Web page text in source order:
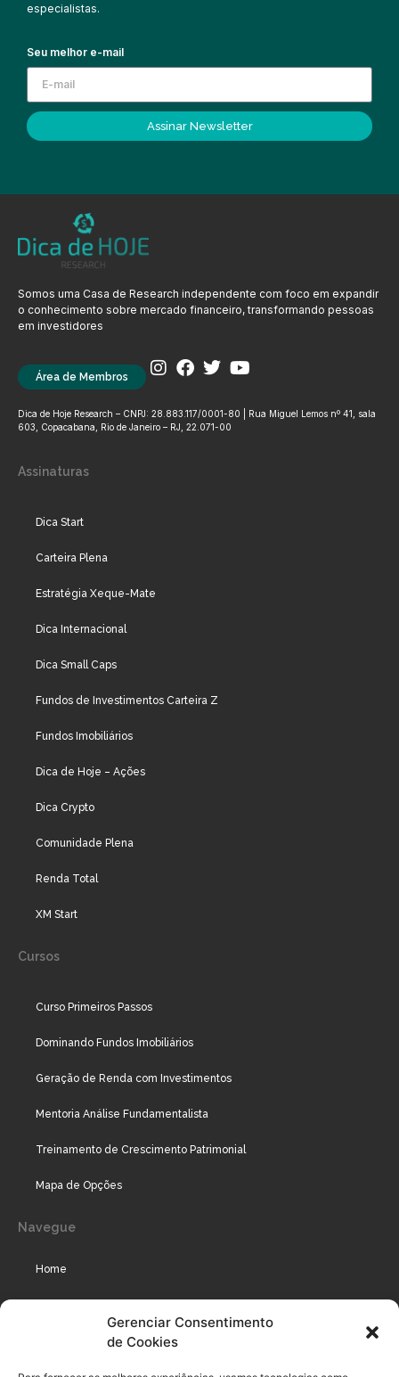
Gerenciar Consentimento
de Cookies
especialistas.
Seu melhor e-mail
Assinar Newsletter
Somos uma Casa de Research independente com foco em expandir
o conhecimento sobre mercado financeiro, transformando pessoas
em investidores
Área de Membros
Dica de Hoje Research – CNPJ: 28.883.117/0001-80 | Rua Miguel Lemos nº 41, sala
603, Copacabana, Rio de Janeiro – RJ, 22.071-00
Assinaturas
Dica Start
Carteira Plena
Estratégia Xeque-Mate
Dica Internacional
Dica Small Caps
Fundos de Investimentos Carteira Z
Fundos Imobiliários
Dica de Hoje – Ações
Dica Crypto
Comunidade Plena
Renda Total
XM Start
Cursos
Curso Primeiros Passos
Dominando Fundos Imobiliários
Geração de Renda com Investimentos
Mentoria Análise Fundamentalista
Treinamento de Crescimento Patrimonial
Mapa de Opções
Navegue
Home